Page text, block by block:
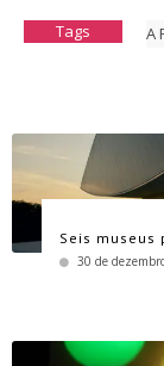
Tags A
Seis museus
30 de